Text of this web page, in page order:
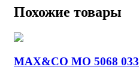
Похожие товары
MAX&CO MO 5068 033